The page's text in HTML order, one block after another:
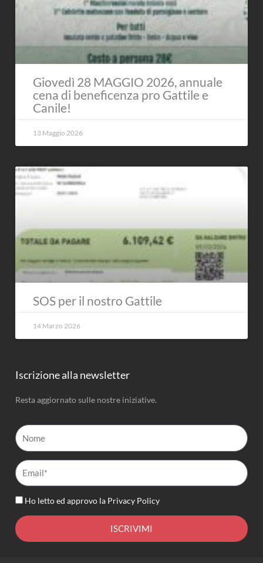
Giovedì 28 MAGGIO 2026, annuale
cena di beneficenza pro Gattile e
Canile!
13 Maggio 2026
SOS per il nostro Gattile
14 Marzo 2026
Iscrizione alla newsletter
Resta aggiornato sulle nostre iniziative.
Nome
Email*
Ho letto ed approvo la Privacy Policy
ISCRIVIMI